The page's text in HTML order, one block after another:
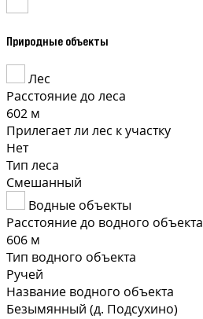
Природные объекты
Лес
Расстояние до леса
602 м
Прилегает ли лес к участку
Нет
Тип леса
Смешанный
Водные объекты
Расстояние до водного объекта
606 м
Тип водного объекта
Ручей
Название водного объекта
Безымянный (д. Подсухино)